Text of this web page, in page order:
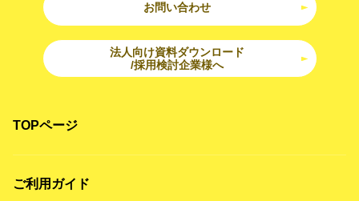
お問い合わせ
法人向け資料ダウンロード
/採用検討企業様へ
TOPページ
ご利用ガイド